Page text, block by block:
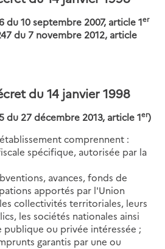
du 10 septembre 2007, article 1er
du 7 novembre 2012, article
du 14 janvier 1998
du 27 décembre 2013, article 1er)
comprennent :
spécifique, autorisée par la
avances, fonds de
apportés par l'Union
collectivités territoriales, leurs
les sociétés nationales ainsi
ou privée intéressée ;
garantis par une ou